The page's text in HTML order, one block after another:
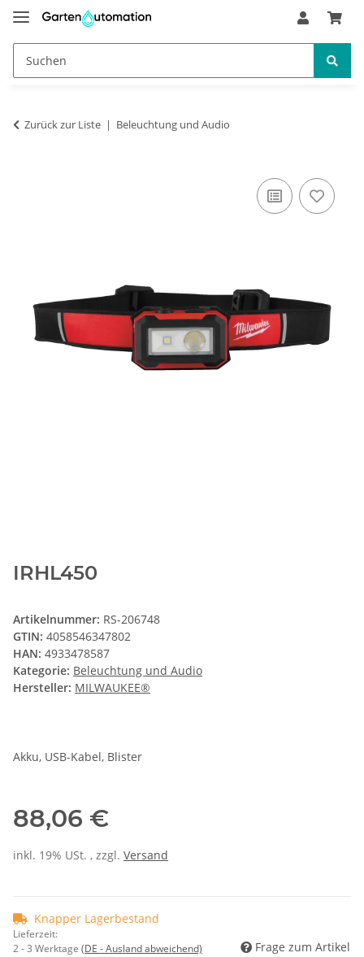
Zurück zur Liste Beleuchtung und Audio
IRHL450
Artikelnummer: RS-206748
GTIN: 4058546347802
HAN: 4933478587
Kategorie: Beleuchtung und Audio
Hersteller: MILWAUKEE®
Akku, USB-Kabel, Blister
88,06 €
inkl. 19% USt. , zzgl. Versand
Knapper Lagerbestand
Lieferzeit:
2 - 3 Werktage (DE - Ausland abweichend) Frage zum Artikel